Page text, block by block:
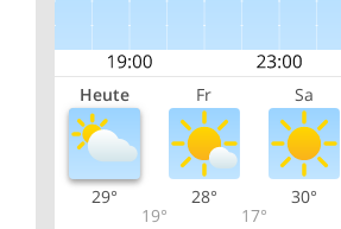
Heute Fr Sa
29°
19°
28°
17°
30°